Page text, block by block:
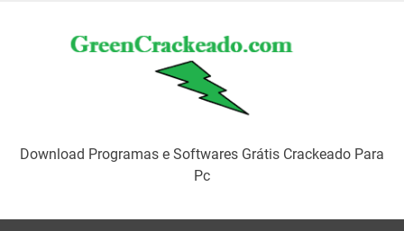
Download Programas e Softwares Grátis Crackeado Para
Pc